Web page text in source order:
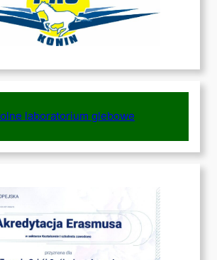
laboratorium glebowe